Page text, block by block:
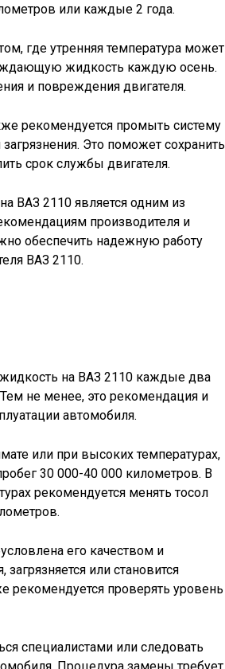
или каждые 2 года.
где утренняя температура может
жидкость каждую осень.
и повреждения двигателя.
рекомендуется промыть систему
Это поможет сохранить
срок службы двигателя.
ВАЗ 2110 является одним из
производителя и
обеспечить надежную работу
ВАЗ 2110.
на ВАЗ 2110 каждые два
не менее, это рекомендация и
автомобиля.
или при высоких температурах,
30 000-40 000 километров. В
рекомендуется менять тосол
его качеством и
или становится
рекомендуется проверять уровень
специалистами или следовать
Процедура замены требует